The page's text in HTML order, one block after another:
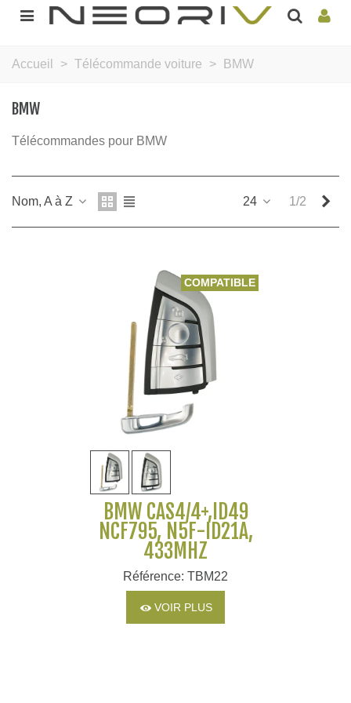
Accueil > Télécommande voiture > BMW
BMW
Télécommandes pour BMW
Nom, A à Z 24 1/2
COMPATIBLE
BMW CAS4/4+,ID49
NCF795, N5F-ID21A,
433MHZ
Référence: TBM22
VOIR PLUS